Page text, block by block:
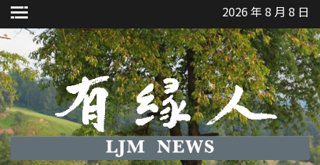
Skip
to
content
2026 年 8 月 8 日